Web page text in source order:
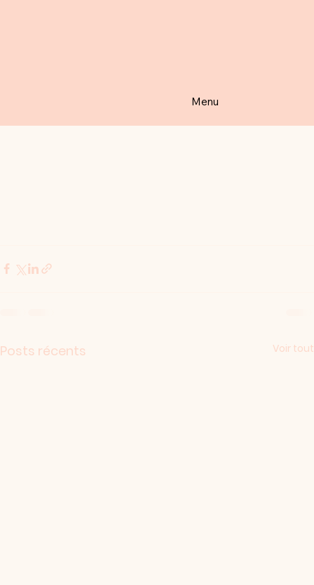
Menu
Posts récents Voir tout